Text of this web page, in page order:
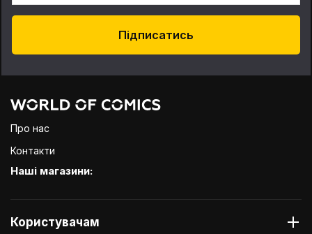
яскравим оформленням та прозорим віконцем, через яке
можна розглянути іграшку. Вибір сувенірів справді великий –
ви можете придбати вироби з колекційною цінністю, недорогі
Підписатись
Про нас
Контакти
Наші магазини:
Користувачам